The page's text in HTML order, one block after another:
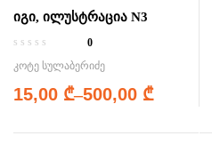
იგი, ილუსტრაცია N3
0
კოტე სულაბერიძე
15,00 ₾–500,00 ₾